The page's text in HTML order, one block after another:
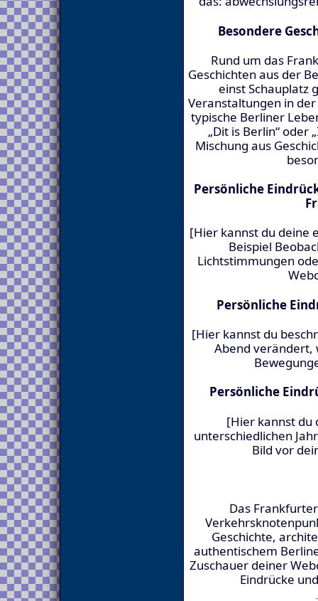
Besondere
Rund um das
Geschichten aus der
einst Schauplatz
Veranstaltungen in
typische Berliner
„Dit is Berlin“ oder
Mischung aus
Persönliche
[Hier kannst du deine
Beispiel
Lichtstimmungen
Persönliche
[Hier kannst du
Abend verändert,
Persönliche
[Hier kannst du
unterschiedlichen
Bild vor
Das
Geschichte,
authentischem
Zuschauer deiner
Eindrücke